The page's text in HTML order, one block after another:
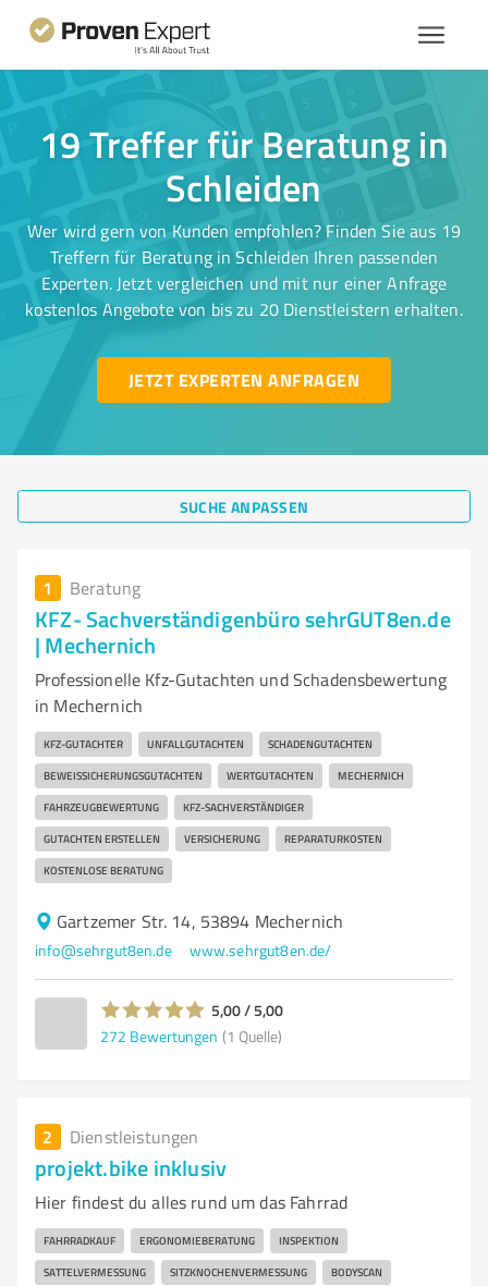
19 Treffer für Beratung in
Schleiden
Wer wird gern von Kunden empfohlen? Finden Sie aus 19
Treffern für Beratung in Schleiden Ihren passenden
Experten. Jetzt vergleichen und mit nur einer Anfrage
kostenlos Angebote von bis zu 20 Dienstleistern erhalten.
JETZT EXPERTEN ANFRAGEN
SUCHE ANPASSEN
1 Beratung
KFZ- Sachverständigenbüro sehrGUT8en.de
| Mechernich
Professionelle Kfz-Gutachten und Schadensbewertung
in Mechernich
KFZ-GUTACHTER UNFALLGUTACHTEN SCHADENGUTACHTEN
BEWEISSICHERUNGSGUTACHTEN WERTGUTACHTEN MECHERNICH
FAHRZEUGBEWERTUNG KFZ-SACHVERSTÄNDIGER
GUTACHTEN ERSTELLEN VERSICHERUNG REPARATURKOSTEN
KOSTENLOSE BERATUNG
Gartzemer Str. 14, 53894 Mechernich
info@sehrgut8en.de www.sehrgut8en.de/
5,00 / 5,00
272 Bewertungen (1 Quelle)
2 Dienstleistungen
projekt.bike inklusiv
Hier findest du alles rund um das Fahrrad
FAHRRADKAUF ERGONOMIEBERATUNG INSPEKTION
SATTELVERMESSUNG SITZKNOCHENVERMESSUNG BODYSCAN